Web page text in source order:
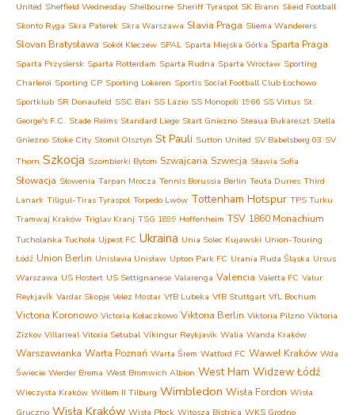
United Sheffield Wednesday Shelbourne Sheriff Tyraspol SK Brann Skeid Football
Skonto Ryga Skra Paterek Skra Warszawa Slavia Praga Sliema Wanderers
Slovan Bratysława Sokół Kleczew SPAL Sparta Miejska Górka Sparta Praga
Sparta Przysiersk Sparta Rotterdam Sparta Rudna Sparta Wrocław Sporting
Charleroi Sporting CP Sporting Lokeren Sportis Social Football Club Łochowo
Sportklub SR Donaufeld SSC Bari SS Lazio SS Monopoli 1966 SS Virtus St.
George's F.C. Stade Reims Standard Liege Start Gniezno Steaua Bukareszt Stella
Gniezno Stoke City Stomil Olsztyn St Pauli Sutton United SV Babelsberg 03 SV
Thorn Szkocja Szombierki Bytom Szwajcaria Szwecja Sławia Sofia
Słowacja Słowenia Tarpan Mrocza Tennis Borussia Berlin Teuta Durres Third
Lanark Tiligul-Tiras Tyraspol Torpedo Lwów Tottenham Hotspur TPS Turku
Tramwaj Kraków Triglav Kranj TSG 1899 Hoffenheim TSV 1860 Monachium
Tucholanka Tuchola Ujpest FC Ukraina Unia Solec Kujawski Union-Touring
Łódź Union Berlin Unislavia Unisław Upton Park FC Urania Ruda Śląska Ursus
Warszawa US Hostert US Settignanese Valarenga Valencia Valetta FC Valur
Reykjavík Vardar Skopje Velez Mostar VfB Lubeka VfB Stuttgart VfL Bochum
Victoria Koronowo Victoria Kołaczkowo Viktoria Berlin Viktoria Pilzno Viktoria
Zizkov Villarreal Vitoria Setubal Víkingur Reykjavík Walia Wanda Kraków
Warszawianka Warta Poznań Warta Śrem Watford FC Wawel Kraków Wda
Świecie Werder Brema West Bromwich Albion West Ham Widzew Łódź
Wieczysta Kraków Willem II Tilburg Wimbledon Wisła Fordon Wisła
Gruczno Wisła Kraków Wisła Płock Witosza Bistrica WKS Grodno